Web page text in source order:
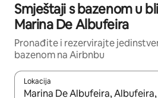
Smještaji s bazenom u
Marina De Albufeira
Pronađite i rezervirajte
bazenom na Airbnbu
Lokacija
Kada budu dostupni rezultati,